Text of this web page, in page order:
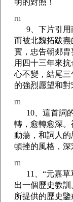
明的對照！
rn
9、下片引用
而被北魏拓跋
實，忠告朝郯
用四十三年來
心不變，結尾
的強烈愿望和對
rn
10、這首詞的
轉，愈轉愈深
動蕩，和詞人
頓挫的風格，深
rn
11、“元嘉草
出一個歷史教
所提供的歷史